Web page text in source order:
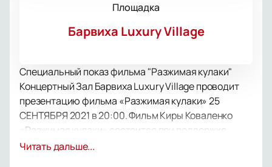
Площадка
Барвиха Luxury Village
Специальный показ фильма "Разжимая кулаки"
Концертный Зал Барвиха Luxury Village проводит
презентацию фильма «Разжимая кулаки» 25
СЕНТЯБРЯ 2021 в 20:00. Фильм Киры Коваленко
«Разжимая кулаки» состоится при поддержке
Chopard.
Читать дальше...